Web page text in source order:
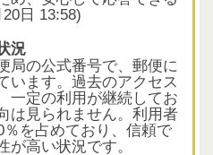
日 13:58)
況
局の公式番号で、郵便に
います。過去のアクセス
一定の利用が継続してお
は見られません。利用者
を占めており、信頼で
が高い状況です。